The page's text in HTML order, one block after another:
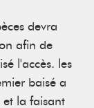
devra
afin de
l'accès. les
baisé a
et la faisant